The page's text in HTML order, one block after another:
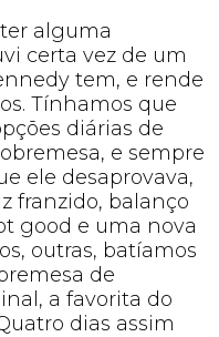
alguma
certa vez de um
tem, e rende
Tínhamos que
diárias de
e sempre
ele desaprovava,
franzido, balanço
good e uma nova
outras, batíamos
de
a favorita do
dias assim